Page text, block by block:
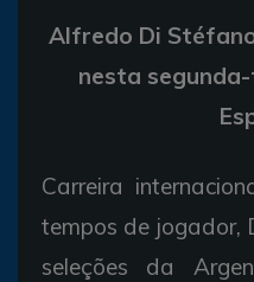
Alfredo Di
nesta
Carreira
tempos de jogador,
seleções da